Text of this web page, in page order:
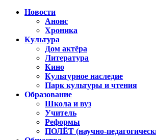
Новости
Анонс
Хроника
Культура
Дом актёра
Литература
Кино
Культурное наследие
Парк культуры и чтения
Образование
Школа и вуз
Учитель
Реформы
ПОЛЁТ (научно-